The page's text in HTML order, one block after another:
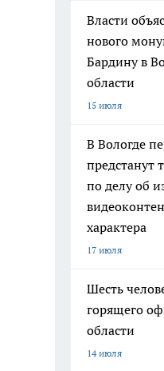
Власти
нового
Бардину в
области
15 июля
В Вологде
предстанут
по делу об
характера
17 июля
Шесть
горящего
области
14 июля